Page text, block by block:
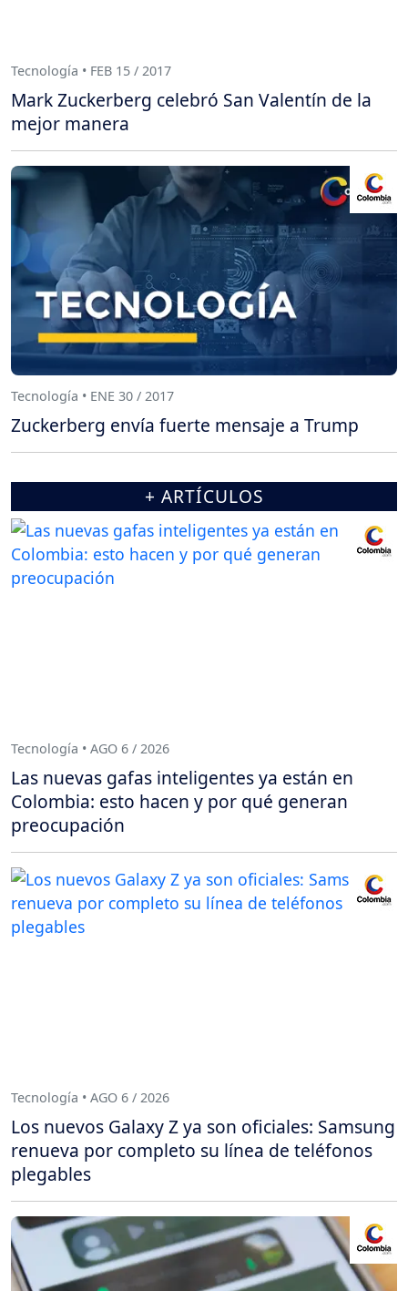
Tecnología • FEB 15 / 2017
Mark Zuckerberg celebró San Valentín de la
mejor manera
Tecnología • ENE 30 / 2017
Zuckerberg envía fuerte mensaje a Trump
+ ARTÍCULOS
Tecnología • AGO 6 / 2026
Las nuevas gafas inteligentes ya están en
Colombia: esto hacen y por qué generan
preocupación
Tecnología • AGO 6 / 2026
Los nuevos Galaxy Z ya son oficiales: Samsung
renueva por completo su línea de teléfonos
plegables